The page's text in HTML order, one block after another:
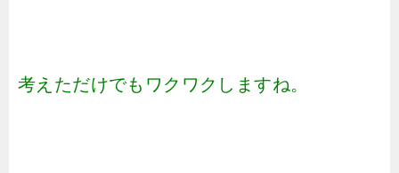
考えただけでもワクワクしますね。